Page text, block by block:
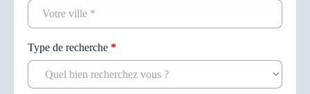
Type de recherche *